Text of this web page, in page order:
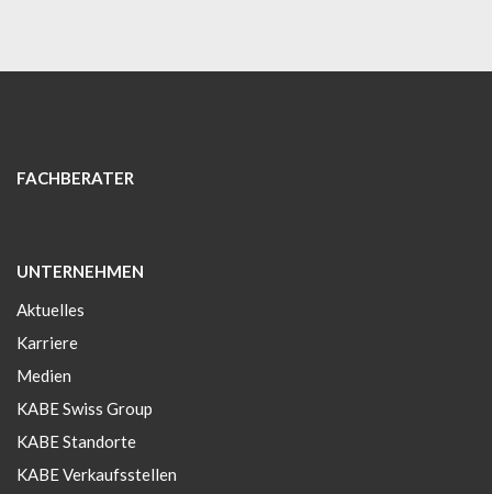
FACHBERATER
UNTERNEHMEN
Aktuelles
Karriere
Medien
KABE Swiss Group
KABE Standorte
KABE Verkaufsstellen